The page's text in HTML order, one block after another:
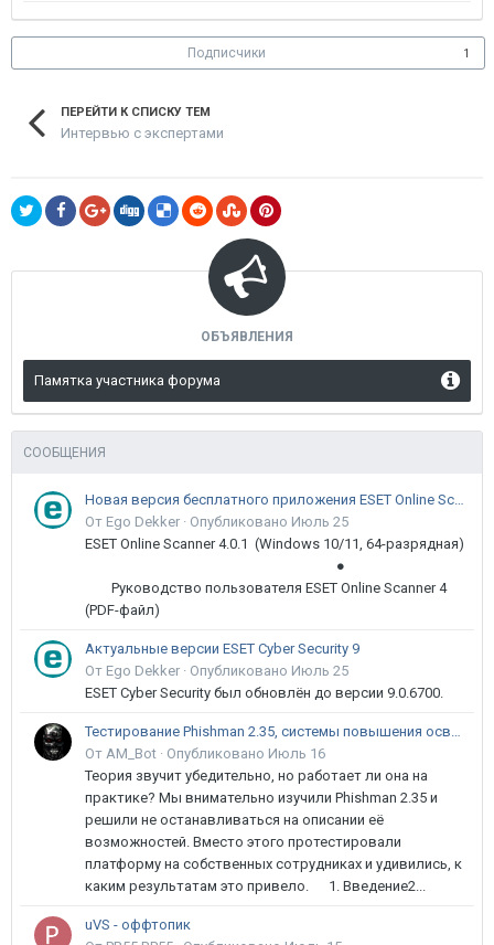
Подписчики 1
ПЕРЕЙТИ К СПИСКУ ТЕМ
Интервью с экспертами
ОБЪЯВЛЕНИЯ
Памятка участника форума
СООБЩЕНИЯ
Новая версия бесплатного приложения ESET Online Scanner доступна пользователям
От Ego Dekker · Опубликовано Июль 25
ESET Online Scanner 4.0.1 (Windows 10/11, 64-разрядная)
●
Руководство пользователя ESET Online Scanner 4
(PDF-файл)
Актуальные версии ESET Cyber Security 9
От Ego Dekker · Опубликовано Июль 25
ESET Cyber Security был обновлён до версии 9.0.6700.
Тестирование Phishman 2.35, системы повышения осведомлённости пользователей в сфере ИБ
От AM_Bot · Опубликовано Июль 16
Теория звучит убедительно, но работает ли она на
практике? Мы внимательно изучили Phishman 2.35 и
решили не останавливаться на описании её
возможностей. Вместо этого протестировали
платформу на собственных сотрудниках и удивились, к
каким результатам это привело. 1. Введение2...
uVS - оффтопик